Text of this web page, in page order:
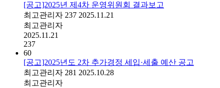
[공고]2025년 제4차 운영위원회 결과보고
최고관리자 237 2025.11.21
최고관리자
2025.11.21
237
60
[공고]2025년도 2차 추가경정 세입·세출 예산 공고
최고관리자 281 2025.10.28
최고관리자